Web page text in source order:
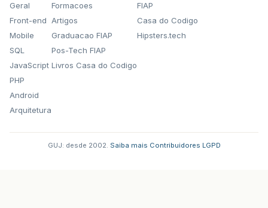
Geral
Front-end
Mobile
SQL
JavaScript
PHP
Android
Arquitetura
Formacoes
Artigos
Graduacao FIAP
Pos-Tech FIAP
Livros Casa do Codigo
FIAP
Casa do Codigo
Hipsters.tech
GUJ: desde 2002. Saiba mais Contribuidores LGPD